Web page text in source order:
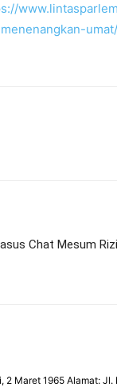
umat/
Chat Mesum
2 Maret 1965 Alamat: